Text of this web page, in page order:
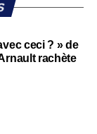
ceci ? » de
rachète